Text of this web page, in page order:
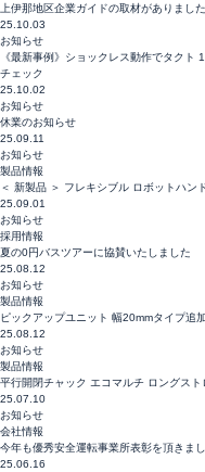
上伊那地区企業ガイドの取材がありました
25.10.03
お知らせ
《最新事例》ショックレス動作でタク
チェック
25.10.02
お知らせ
休業のお知らせ
25.09.11
お知らせ
製品情報
＜ 新製品 ＞ フレキシブル ロボットハン
25.09.01
お知らせ
採用情報
夏の0円バスツアーに協賛いたしました
25.08.12
お知らせ
製品情報
ピックアップユニット 幅20mmタイプ追加
25.08.12
お知らせ
製品情報
平行開閉チャック エコマルチ ロングスト
25.07.10
お知らせ
会社情報
今年も優秀安全運転事業所表彰を頂きま
25.06.16